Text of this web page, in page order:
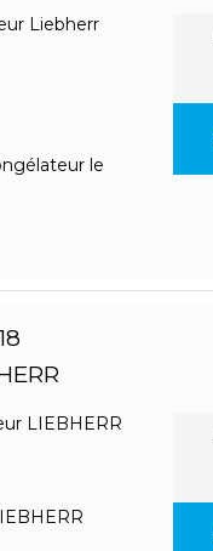
Liebherr
le
LIEBHERR